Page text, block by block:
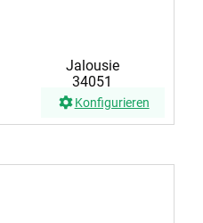
Jalousie
34051
Konfigurieren